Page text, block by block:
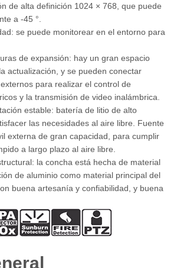
de alta definición 1024 × 768, que puede
a -45 °.
se puede monitorear en el entorno para
de expansión: hay un gran espacio
actualización, y se pueden conectar
para realizar el control de
y la transmisión de video inalámbrica.
estable: batería de litio de alto
las necesidades al aire libre. Fuente
externa de gran capacidad, para cumplir
a largo plazo al aire libre.
la concha está hecha de material
de aluminio como material principal del
buena artesanía y confiabilidad, y buena